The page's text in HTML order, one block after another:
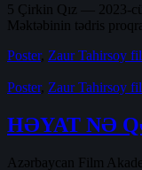
5 Çirkin Qız — 2023-
Məktəbinin tədris
Poster, Zaur Tahirsoy
Poster, Zaur Tahirsoy
HƏYAT NƏ
Azərbaycan Film